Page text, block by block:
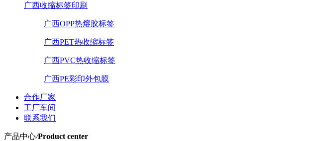
广西收缩标签印刷
广西OPP热熔胶标签
广西PET热收缩标签
广西PVC热收缩标签
广西PE彩印外包膜
合作厂家
工厂车间
联系我们
产品中心/Product center